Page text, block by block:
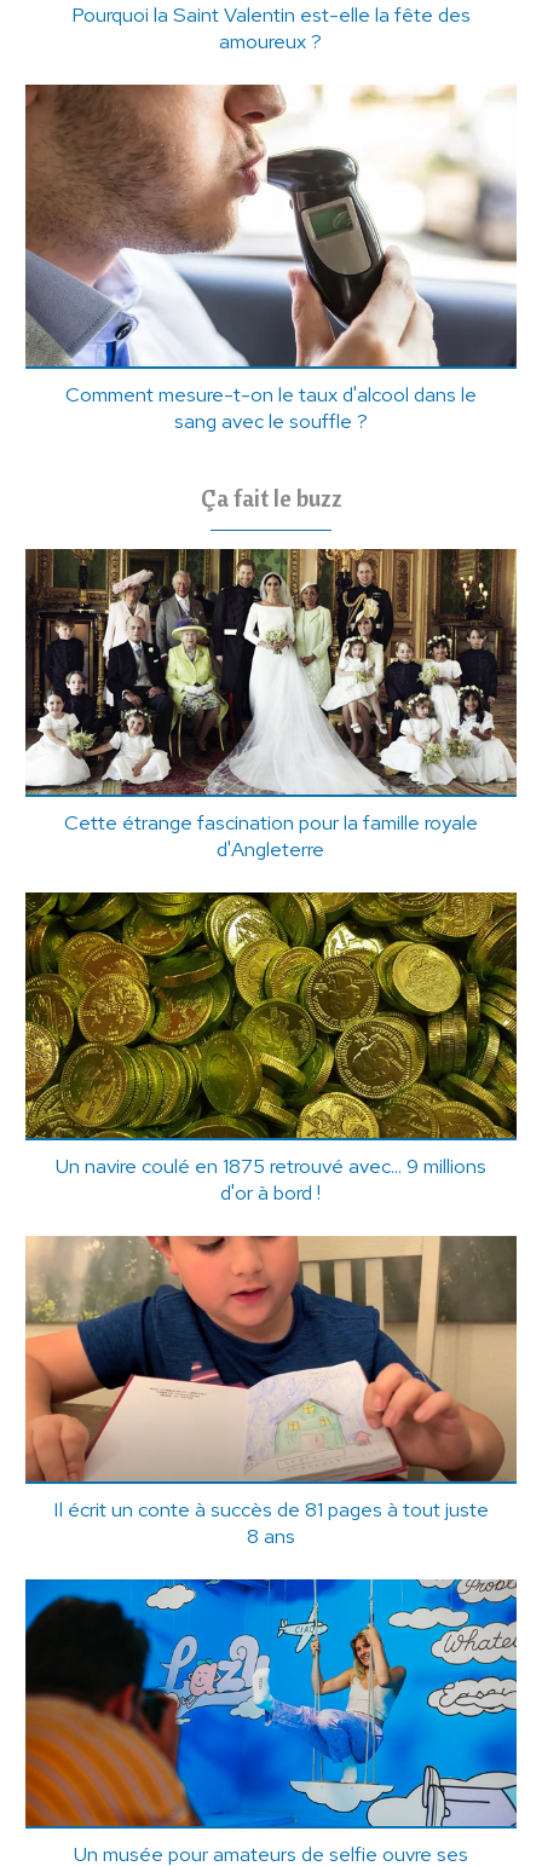
Pourquoi la Saint Valentin est-elle la fête des
amoureux ?
Comment mesure-t-on le taux d'alcool dans le
sang avec le souffle ?
Ça fait le buzz
Cette étrange fascination pour la famille royale
d'Angleterre
Un navire coulé en 1875 retrouvé avec... 9 millions
d'or à bord !
Il écrit un conte à succès de 81 pages à tout juste
8 ans
Un musée pour amateurs de selfie ouvre ses